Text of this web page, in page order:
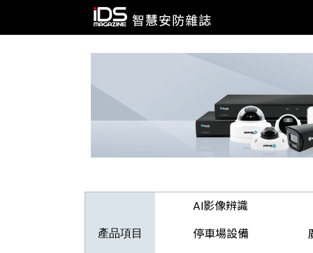
產品項目
AI影像辨識
停車場設備